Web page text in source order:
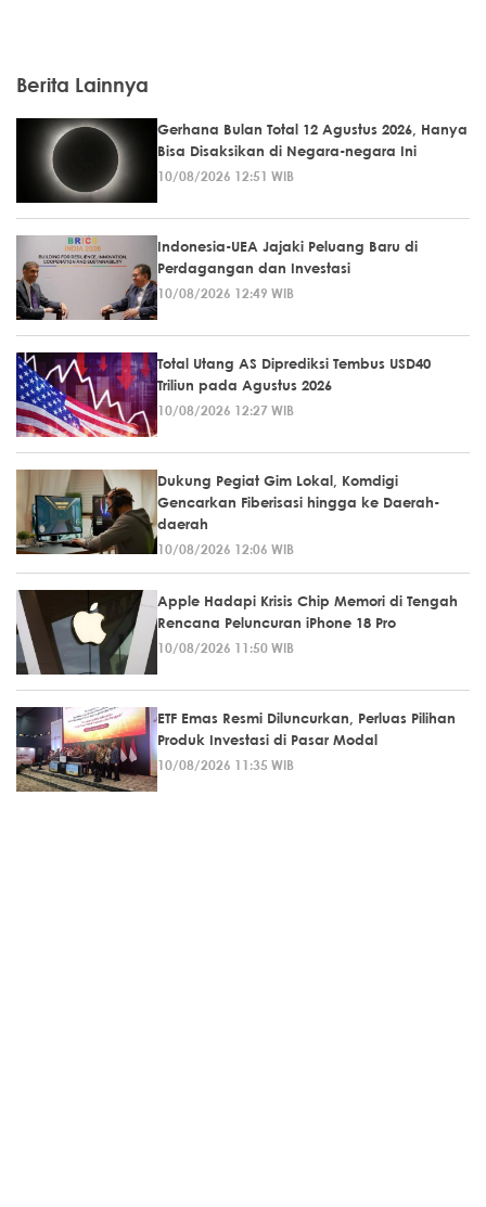
Berita Lainnya
Gerhana Bulan Total 12 Agustus 2026, Hanya
Bisa Disaksikan di Negara-negara Ini
10/08/2026 12:51 WIB
Indonesia-UEA Jajaki Peluang Baru di
Perdagangan dan Investasi
10/08/2026 12:49 WIB
Total Utang AS Diprediksi Tembus USD40
Triliun pada Agustus 2026
10/08/2026 12:27 WIB
Dukung Pegiat Gim Lokal, Komdigi
Gencarkan Fiberisasi hingga ke Daerah-
daerah
10/08/2026 12:06 WIB
Apple Hadapi Krisis Chip Memori di Tengah
Rencana Peluncuran iPhone 18 Pro
10/08/2026 11:50 WIB
ETF Emas Resmi Diluncurkan, Perluas Pilihan
Produk Investasi di Pasar Modal
10/08/2026 11:35 WIB